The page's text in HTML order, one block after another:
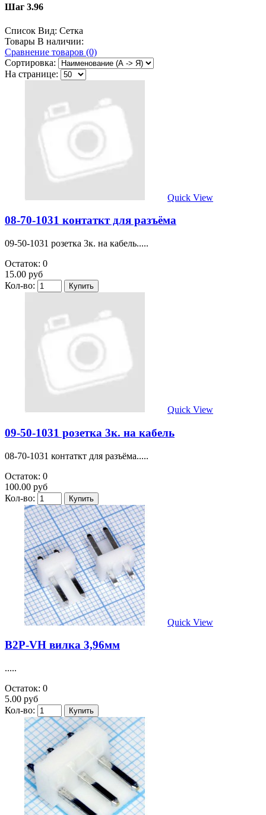
Шаг 3.96
Список Вид: Сетка
Товары В наличии:
Сравнение товаров (0)
Сортировка:
На странице:
Quick View
08-70-1031 контаткт для разъёма
09-50-1031 розетка 3к. на кабель.....
Остаток: 0
15.00 руб
Кол-во:
Quick View
09-50-1031 розетка 3к. на кабель
08-70-1031 контаткт для разъёма.....
Остаток: 0
100.00 руб
Кол-во:
Quick View
B2P-VH вилка 3,96мм
.....
Остаток: 0
5.00 руб
Кол-во: